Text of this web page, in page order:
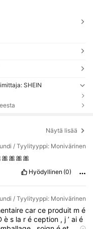
SHEIN
Näytä lisää
/ Tyylityyppi: Monivärinen
Hyödyllinen (0)
/ Tyylityyppi: Monivärinen
carce produit mé
ès la réception , j’aié